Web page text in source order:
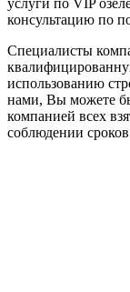
консультацию по
Специалисты
использованию
нами, Вы можете
компанией всех
соблюдении